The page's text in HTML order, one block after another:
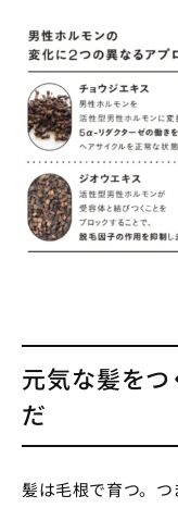
元気な髪を
だ
髪は毛根で育つ。